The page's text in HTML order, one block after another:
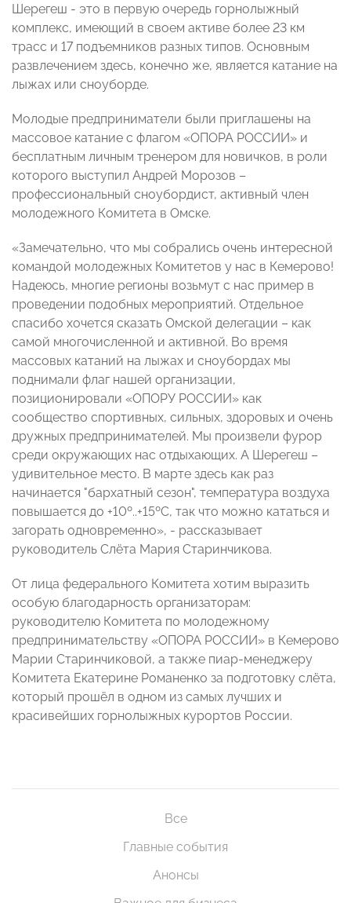
Шерегеш - это в первую очередь горнолыжный
комплекс, имеющий в своем активе более 23 км
трасс и 17 подъемников разных типов. Основным
развлечением здесь, конечно же, является катание на
лыжах или сноуборде.
Молодые предприниматели были приглашены на
массовое катание с флагом «ОПОРА РОССИИ» и
бесплатным личным тренером для новичков, в роли
которого выступил Андрей Морозов –
профессиональный сноубордист, активный член
молодежного Комитета в Омске.
«Замечательно, что мы собрались очень интересной
командой молодежных Комитетов у нас в Кемерово!
Надеюсь, многие регионы возьмут с нас пример в
проведении подобных мероприятий. Отдельное
спасибо хочется сказать Омской делегации – как
самой многочисленной и активной. Во время
массовых катаний на лыжах и сноубордах мы
поднимали флаг нашей организации,
позиционировали «ОПОРУ РОССИИ» как
сообщество спортивных, сильных, здоровых и очень
дружных предпринимателей. Мы произвели фурор
среди окружающих нас отдыхающих. А Шерегеш –
удивительное место. В марте здесь как раз
начинается "бархатный сезон", температура воздуха
повышается до +10º..+15ºС, так что можно кататься и
загорать одновременно», - рассказывает
руководитель Слёта Мария Старинчикова.
От лица федерального Комитета хотим выразить
особую благодарность организаторам:
руководителю Комитета по молодежному
предпринимательству «ОПОРА РОССИИ» в Кемерово
Марии Старинчиковой, а также пиар-менеджеру
Комитета Екатерине Романенко за подготовку слёта,
который прошёл в одном из самых лучших и
красивейших горнолыжных курортов России.
Все
Главные события
Анонсы